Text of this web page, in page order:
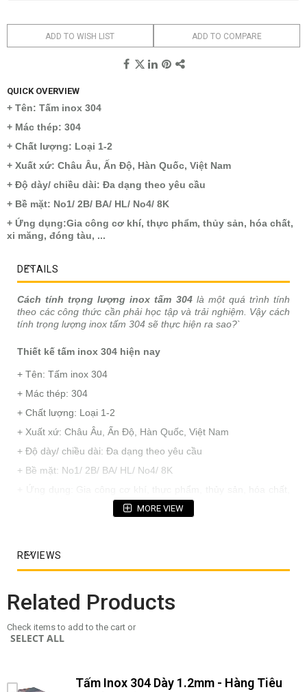
ADD TO WISH LIST ADD TO COMPARE
QUICK OVERVIEW
+ Tên: Tấm inox 304
+ Mác thép: 304
+ Chất lượng: Loại 1-2
+ Xuất xứ: Châu Âu, Ấn Độ, Hàn Quốc, Việt Nam
+ Độ dày/ chiều dài: Đa dạng theo yêu cầu
+ Bề mặt: No1/ 2B/ BA/ HL/ No4/ 8K
+ Ứng dụng:Gia công cơ khí, thực phẩm, thủy sản, hóa chất,
xi măng, đóng tàu, ...
DETAILS
Cách tính trọng lượng inox tấm 304là một quá trình tính
theo các công thức cần phải học tập và trải nghiệm. Vậy cách
tính trọng lượng inox tấm 304 sẽ thực hiện ra sao?`
Thiết kế tấm inox 304 hiện nay
+ Tên: Tấm inox 304
+ Mác thép: 304
+ Chất lượng: Loại 1-2
+ Xuất xứ: Châu Âu, Ấn Độ, Hàn Quốc, Việt Nam
+ Độ dày/ chiều dài: Đa dạng theo yêu cầu
+ Bề mặt: No1/ 2B/ BA/ HL/ No4/ 8K
+ Ứng dụng: Gia công cơ khí, thực phẩm, thủy sản, hóa chất,
MORE VIEW
REVIEWS
Related Products
Check items to add to the cart or
SELECT ALL
Tấm Inox 304 Dày 1.2mm - Hàng Tiêu